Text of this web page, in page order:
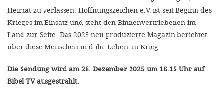
Heimat zu verlassen. Hoffnungszeichen e.V. ist seit Beginn des
Krieges im Einsatz und steht den Binnenvertriebenen im
Land zur Seite. Das 2025 neu produzierte Magazin berichtet
über diese Menschen und ihr Leben im Krieg.
Die Sendung wird am 28. Dezember 2025 um 16.15 Uhr auf
Bibel TV ausgestrahlt.